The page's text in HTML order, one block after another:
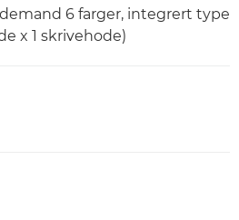
6 farger, integrert type
x 1 skrivehode)